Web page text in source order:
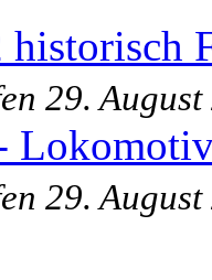
historisch
29.
29.